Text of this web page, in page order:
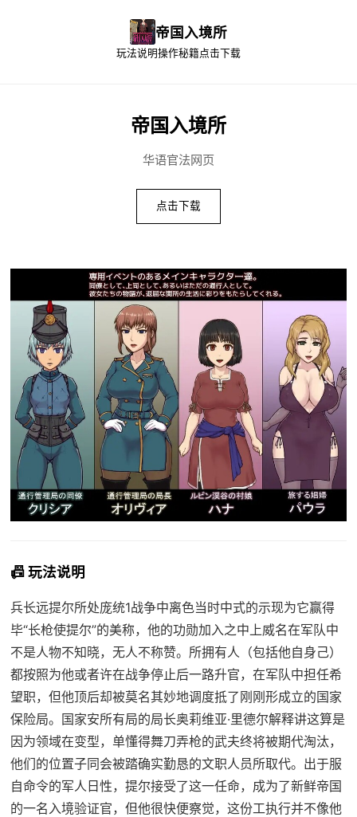
帝国入境所
玩法说明操作秘籍点击下载
帝国入境所
华语官法网页
点击下载
📠 玩法说明
兵长远提尔所处庞统1战争中离色当时中式的示现为它赢得
毕“长枪使提尔”的美称，他的功勋加入之中上威名在军队中
不是人物不知晓，无人不称赞。所拥有人（包括他自身己）
都按照为他或者许在战争停止后一路升官，在军队中担任希
望职，但他顶后却被莫名其妙地调度抵了刚刚形成立的国家
保险局。国家安所有局的局长奥莉维亚·里德尔解释讲这算是
因为领域在变型，单懂得舞刀弄枪的武夫终将被期代淘汰，
他们的位置子同会被踏确实勤恳的文职人员所取代。出于服
自命令的军人日性，提尔接受了这一任命，成为了新鲜帝国
的一名入境验证官，但他很快便察觉，这份工执行并不像他